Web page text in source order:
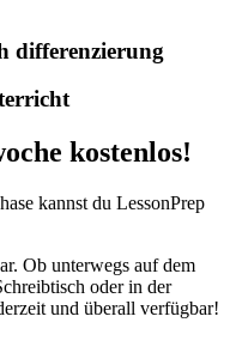
differenzierung
kostenlos!
kannst du LessonPrep
Ob unterwegs auf dem
oder in der
und überall verfügbar!